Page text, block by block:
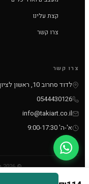
קצת עלינו
צרו קשר
צרו קשר
לדוד סחרוב 10, ראשון לציון, קומה 2
0544430126
info@takiart.co.il
א'-ה' 9:00-17:30
© 2026 טאקי ארט - כל הזכויות שמורות